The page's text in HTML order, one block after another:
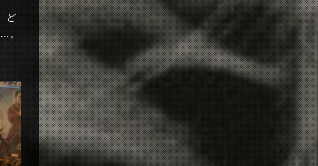
ど
。